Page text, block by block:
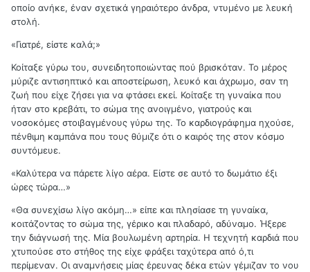
οποίο ανήκε, έναν σχετικά γηραιότερο άνδρα, ντυμένο με λευκή
στολή.
«Γιατρέ, είστε καλά;»
Κοίταξε γύρω του, συνειδητοποιώντας πού βρισκόταν. Το μέρος
μύριζε αντισηπτικό και αποστείρωση, λευκό και άχρωμο, σαν τη
ζωή που είχε ζήσει για να φτάσει εκεί. Κοίταξε τη γυναίκα που
ήταν στο κρεβάτι, το σώμα της ανοιγμένο, γιατρούς και
νοσοκόμες στοιβαγμένους γύρω της. Το καρδιογράφημα ηχούσε,
πένθιμη καμπάνα που τους θύμιζε ότι ο καιρός της στον κόσμο
συντόμευε.
«Καλύτερα να πάρετε λίγο αέρα. Είστε σε αυτό το δωμάτιο έξι
ώρες τώρα…»
«Θα συνεχίσω λίγο ακόμη…» είπε και πλησίασε τη γυναίκα,
κοιτάζοντας το σώμα της, γέρικο και πλαδαρό, αδύναμο. Ήξερε
την διάγνωσή της. Μία βουλωμένη αρτηρία. Η τεχνητή καρδιά που
χτυπούσε στο στήθος της είχε φράξει ταχύτερα από ό,τι
περίμεναν. Οι αναμνήσεις μίας έρευνας δέκα ετών γέμιζαν το νου